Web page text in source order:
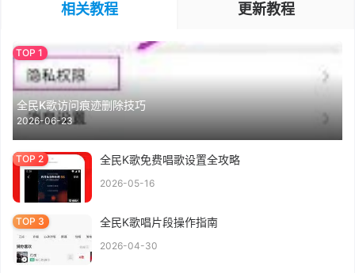
相关教程 更新教程
全民K歌访问痕迹删除技巧
2026-06-23
全民K歌免费唱歌设置全攻略
2026-05-16
全民K歌唱片段操作指南
2026-04-30